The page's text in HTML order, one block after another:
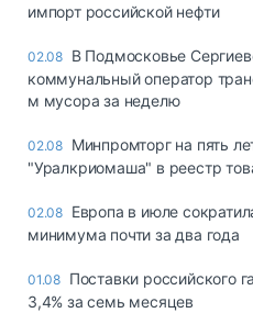
импорт российской нефти
02.08 В Подмосковье
коммунальный оператор
м мусора за неделю
02.08 Минпромторг на пять
"Уралкриомаша" в реестр
02.08 Европа в июле
минимума почти за два года
01.08 Поставки российского
3,4% за семь месяцев